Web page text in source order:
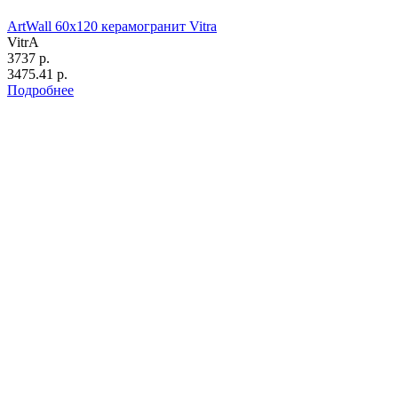
ArtWall 60х120 керамогранит Vitra
VitrA
3737 р.
3475.41 р.
Подробнее